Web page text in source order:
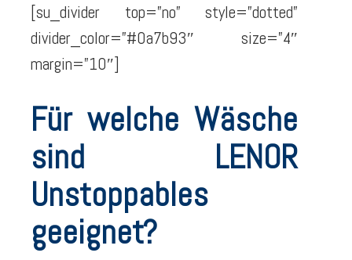
[su_divider top=”no” style=”dotted”
divider_color=”#0a7b93″ size=”4″
margin=”10″]
Für welche Wäsche
sind LENOR
Unstoppables
geeignet?